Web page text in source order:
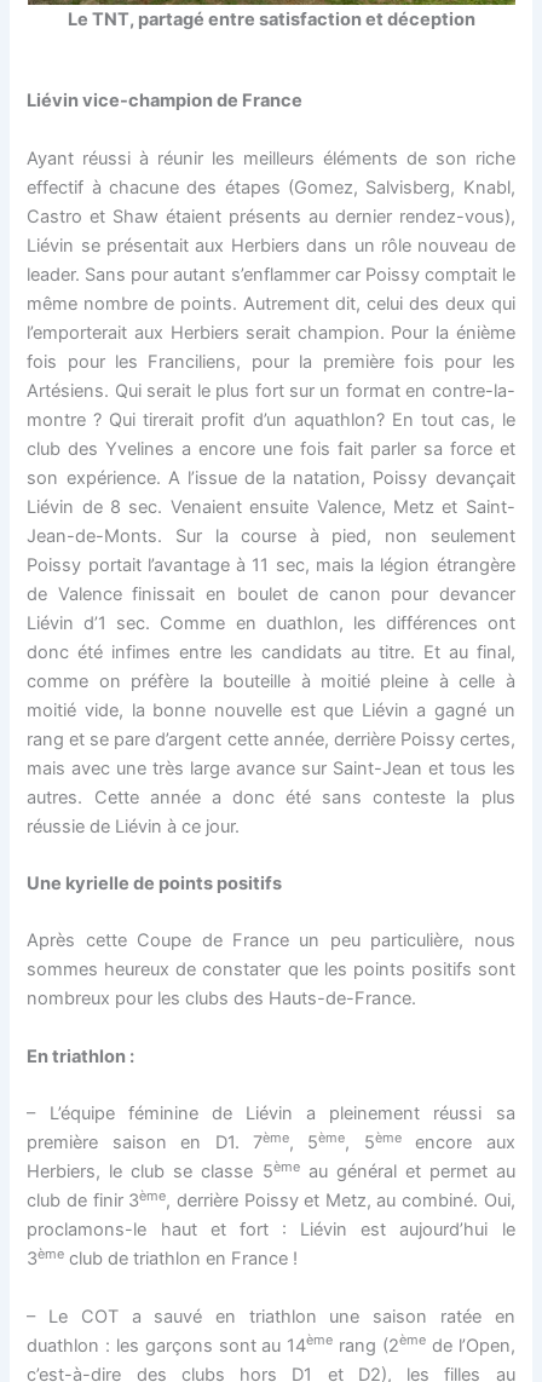
Le TNT, partagé entre satisfaction et déception
Liévin vice-champion de France
Ayant réussi à réunir les meilleurs éléments de son riche
effectif à chacune des étapes (Gomez, Salvisberg, Knabl,
Castro et Shaw étaient présents au dernier rendez-vous),
Liévin se présentait aux Herbiers dans un rôle nouveau de
leader. Sans pour autant s’enflammer car Poissy comptait le
même nombre de points. Autrement dit, celui des deux qui
l’emporterait aux Herbiers serait champion. Pour la énième
fois pour les Franciliens, pour la première fois pour les
Artésiens. Qui serait le plus fort sur un format en contre-la-
montre ? Qui tirerait profit d’un aquathlon? En tout cas, le
club des Yvelines a encore une fois fait parler sa force et
son expérience. A l’issue de la natation, Poissy devançait
Liévin de 8 sec. Venaient ensuite Valence, Metz et Saint-
Jean-de-Monts. Sur la course à pied, non seulement
Poissy portait l’avantage à 11 sec, mais la légion étrangère
de Valence finissait en boulet de canon pour devancer
Liévin d’1 sec. Comme en duathlon, les différences ont
donc été infimes entre les candidats au titre. Et au final,
comme on préfère la bouteille à moitié pleine à celle à
moitié vide, la bonne nouvelle est que Liévin a gagné un
rang et se pare d’argent cette année, derrière Poissy certes,
mais avec une très large avance sur Saint-Jean et tous les
autres. Cette année a donc été sans conteste la plus
réussie de Liévin à ce jour.
Une kyrielle de points positifs
Après cette Coupe de France un peu particulière, nous
sommes heureux de constater que les points positifs sont
nombreux pour les clubs des Hauts-de-France.
En triathlon :
– L’équipe féminine de Liévin a pleinement réussi sa
première saison en D1. 7ème, 5ème, 5èmeencore aux
Herbiers, le club se classe 5èmeau général et permet au
club de finir 3ème, derrière Poissy et Metz, au combiné. Oui,
proclamons-le haut et fort : Liévin est aujourd’hui le
3ème club de triathlon en France !
– Le COT a sauvé en triathlon une saison ratée en
duathlon : les garçons sont au 14ème rang (2èmede l’Open,
c’est-à-dire des clubs hors D1 et D2), les filles au